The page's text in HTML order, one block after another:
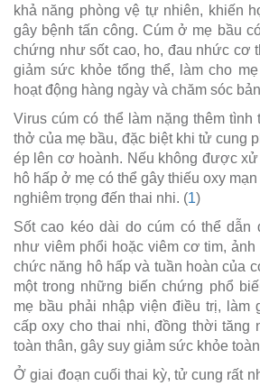
khả năng phòng vệ tự nhiên, khiến
gây bệnh tấn công. Cúm ở mẹ bầu
chứng như sốt cao, ho, đau nhức cơ
giảm sức khỏe tổng thể, làm cho
hoạt động hàng ngày và chăm sóc
Virus cúm có thể làm nặng thêm tình
thở của mẹ bầu, đặc biệt khi tử cung
ép lên cơ hoành. Nếu không được
hô hấp ở mẹ có thể gây thiếu oxy
nghiêm trọng đến thai nhi. (1)
Sốt cao kéo dài do cúm có thể dẫn
như viêm phổi hoặc viêm cơ tim,
chức năng hô hấp và tuần hoàn của
một trong những biến chứng phổ
mẹ bầu phải nhập viện điều trị, làm
cấp oxy cho thai nhi, đồng thời tăng
toàn thân, gây suy giảm sức khỏe
Ở giai đoạn cuối thai kỳ, tử cung rất